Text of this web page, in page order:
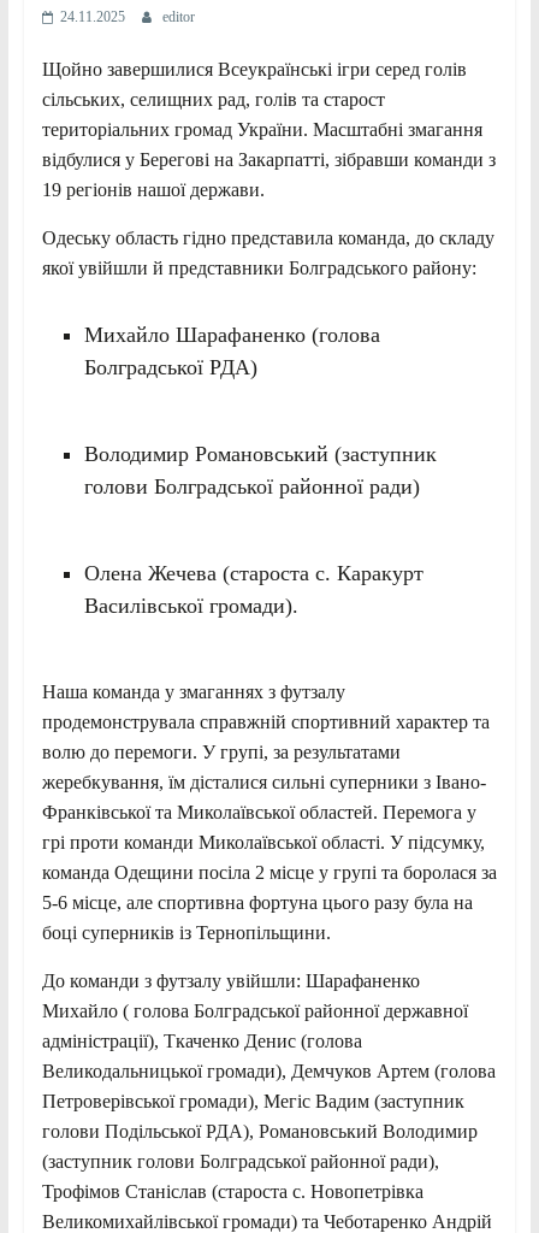
24.11.2025 editor
Щойно завершилися Всеукраїнські ігри серед голів
сільських, селищних рад, голів та старост
територіальних громад України. Масштабні змагання
відбулися у Берегові на Закарпатті, зібравши команди з
19 регіонів нашої держави.
Одеську область гідно представила команда, до складу
якої увійшли й представники Болградського району:
Михайло Шарафаненко (голова
Болградської РДА)
Володимир Романовський (заступник
голови Болградської районної ради)
Олена Жечева (староста с. Каракурт
Василівської громади).
Наша команда у змаганнях з футзалу
продемонструвала справжній спортивний характер та
волю до перемоги. У групі, за результатами
жеребкування, їм дісталися сильні суперники з Івано-
Франківської та Миколаївської областей. Перемога у
грі проти команди Миколаївської області. У підсумку,
команда Одещини посіла 2 місце у групі та боролася за
5-6 місце, але спортивна фортуна цього разу була на
боці суперників із Тернопільщини.
До команди з футзалу увійшли: Шарафаненко
Михайло ( голова Болградської районної державної
адміністрації), Ткаченко Денис (голова
Великодальницької громади), Демчуков Артем (голова
Петроверівської громади), Мегіс Вадим (заступник
голови Подільської РДА), Романовський Володимир
(заступник голови Болградської районної ради),
Трофімов Станіслав (староста с. Новопетрівка
Великомихайлівської громади) та Чеботаренко Андрій